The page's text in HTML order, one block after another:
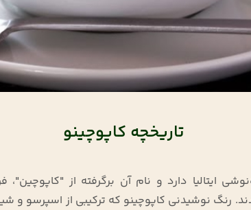
تاریخچه کاپوچینو
ایتالیا دارد و نام آن برگرفته از "کاپوچین"،
رنگ نوشیدنی کاپوچینو که ترکیبی از اسپرسو و
800 گرم